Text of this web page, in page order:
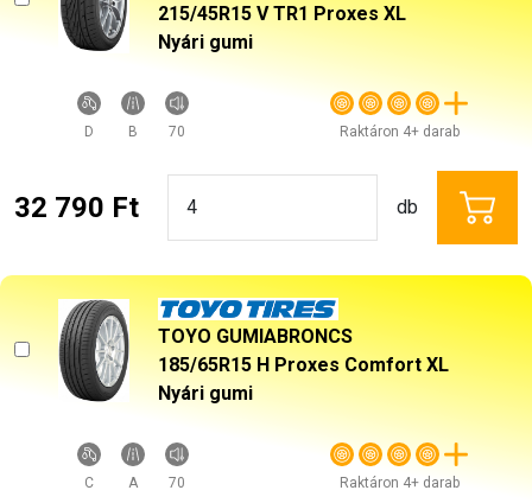
215/45R15 V TR1 Proxes XL
Nyári gumi
D B 70 Raktáron 4+ darab
32 790 Ft db
TOYO GUMIABRONCS
185/65R15 H Proxes Comfort XL
Nyári gumi
C A 70 Raktáron 4+ darab